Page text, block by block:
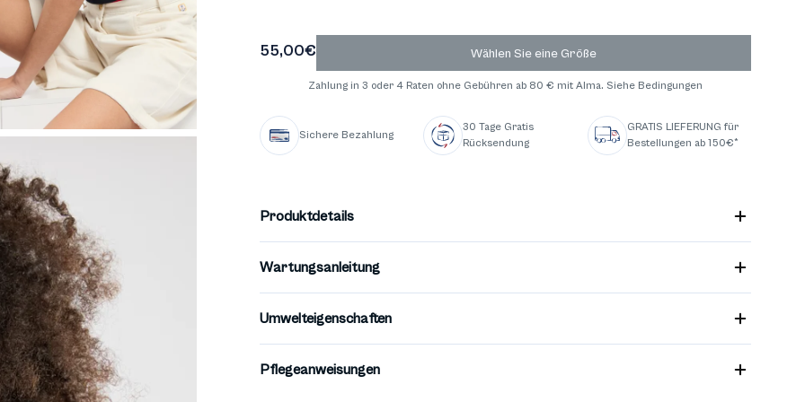
Neue Kollektion
Neue Kollektion
Offizielle
Kollektion
Meterware
Unser Know-how
55,00€ Wählen Sie eine Größe
Zahlung in 3 oder 4 Raten ohne Gebühren ab 80 € mit Alma. Siehe Bedingungen
Sichere Bezahlung
30 Tage Gratis
Rücksendung
GRATIS LIEFERUNG für
Bestellungen ab 150€*
Produktdetails
Wartungsanleitung
Umwelteigenschaften
Pflegeanweisungen